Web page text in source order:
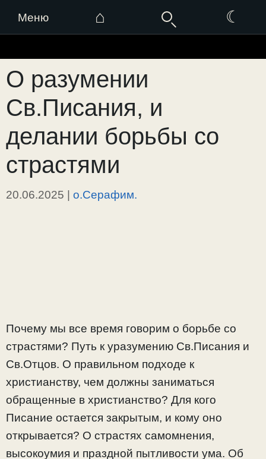
Меню ⌂ ☾
к
содержимому
О разумении
Св.Писания, и
делании борьбы со
страстями
20.06.2025 | о.Серафим.
Почему мы все время говорим о борьбе со
страстями? Путь к уразумению Св.Писания и
Св.Отцов. О правильном подходе к
христианству, чем должны заниматься
обращенные в христианство? Для кого
Писание остается закрытым, и кому оно
открывается? О страстях самомнения,
высокоумия и праздной пытливости ума. Об